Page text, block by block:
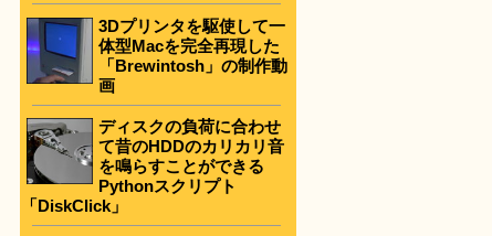
3Dプリンタを駆使して一
体型Macを完全再現した
「Brewintosh」の制作動
画
ディスクの負荷に合わせ
て昔のHDDのカリカリ音
を鳴らすことができる
Pythonスクリプト
「DiskClick」